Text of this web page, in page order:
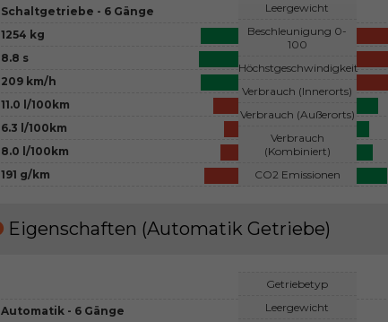
Schaltgetriebe - 6 Gänge
1254 kg
8.8 s
209 km/h
11.0 l/100km
6.3 l/100km
8.0 l/100km
191 g/km
Leergewicht
Beschleunigung 0-
100
Höchstgeschwindigkeit
Verbrauch (Innerorts)
Verbrauch (Außerorts)
Verbrauch
(Kombiniert)
CO2 Emissionen
Eigenschaften (Automatik Getriebe)
Automatik - 6 Gänge
Getriebetyp
Leergewicht